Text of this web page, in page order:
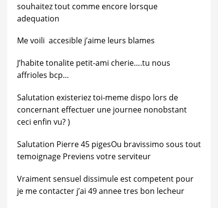
souhaitez tout comme encore lorsque
adequation
Me voili accesible j’aime leurs blames
J’habite tonalite petit-ami cherie….tu nous
affrioles bcp…
Salutation existeriez toi-meme dispo lors de
concernant effectuer une journee nonobstant
ceci enfin vu? )
Salutation Pierre 45 pigesOu bravissimo sous tout
temoignage Previens votre serviteur
Vraiment sensuel dissimule est competent pour
je me contacter j’ai 49 annee tres bon lecheur